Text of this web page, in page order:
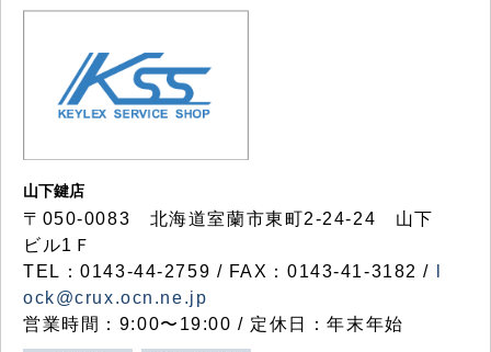
山下鍵店
〒050-0083 北海道室蘭市東町2-24-24 山下
ビル1Ｆ
TEL：0143-44-2759 / FAX：0143-41-3182 /
ock@crux.ocn.ne.jp
営業時間：9:00〜19:00 / 定休日：年末年始